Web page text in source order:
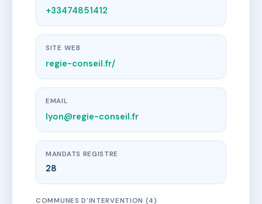
+33474851412
SITE WEB
regie-conseil.fr/
EMAIL
lyon@regie-conseil.fr
MANDATS REGISTRE
28
COMMUNES D'INTERVENTION (4)